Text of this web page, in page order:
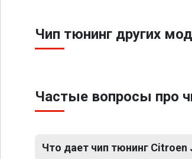
Чип тюнинг других
Частые вопросы про
Что дает чип тюнинг Citroen